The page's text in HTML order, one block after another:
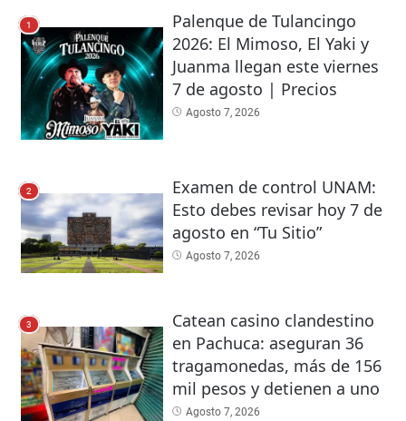
1
Palenque de Tulancingo
2026: El Mimoso, El Yaki y
Juanma llegan este viernes
7 de agosto | Precios
Agosto 7, 2026
2
Examen de control UNAM:
Esto debes revisar hoy 7 de
agosto en “Tu Sitio”
Agosto 7, 2026
3
Catean casino clandestino
en Pachuca: aseguran 36
tragamonedas, más de 156
mil pesos y detienen a uno
Agosto 7, 2026